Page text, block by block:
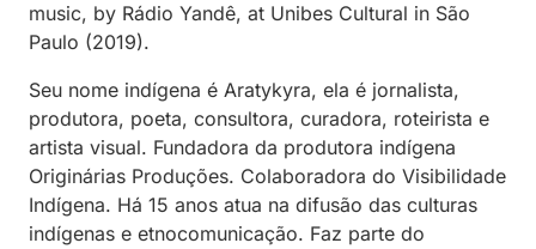
music, by Rádio Yandê, at Unibes Cultural in São
Paulo (2019).
Seu nome indígena é Aratykyra, ela é jornalista,
produtora, poeta, consultora, curadora, roteirista e
artista visual. Fundadora da produtora indígena
Originárias Produções. Colaboradora do Visibilidade
Indígena. Há 15 anos atua na difusão das culturas
indígenas e etnocomunicação. Faz parte do